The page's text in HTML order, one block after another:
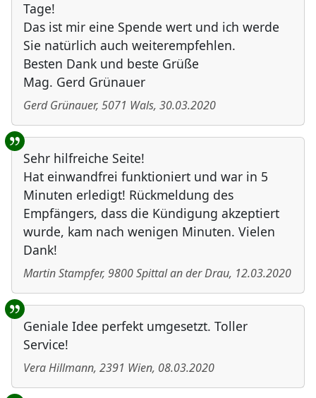
Tage!
Das ist mir eine Spende wert und ich werde
Sie natürlich auch weiterempfehlen.
Besten Dank und beste Grüße
Mag. Gerd Grünauer
Gerd Grünauer, 5071 Wals, 30.03.2020
Sehr hilfreiche Seite!
Hat einwandfrei funktioniert und war in 5
Minuten erledigt! Rückmeldung des
Empfängers, dass die Kündigung akzeptiert
wurde, kam nach wenigen Minuten. Vielen
Dank!
Martin Stampfer, 9800Spittal an der Drau, 12.03.2020
Geniale Idee perfekt umgesetzt. Toller
Service!
Vera Hillmann, 2391 Wien, 08.03.2020